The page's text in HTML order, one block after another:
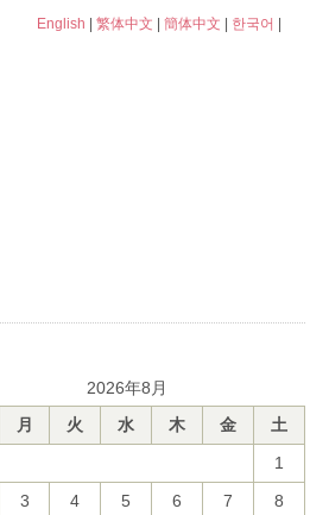
English 繁体中文 簡体中文 한국어
2026年8月
月 火 水 木 金
土
1
3 4 5 6 7
8